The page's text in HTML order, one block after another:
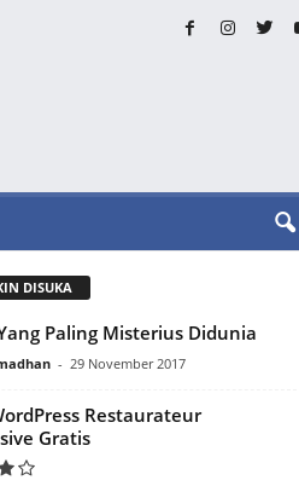
DISUKA
Paling Misterius Didunia
- 29 November 2017
Restaurateur
Gratis